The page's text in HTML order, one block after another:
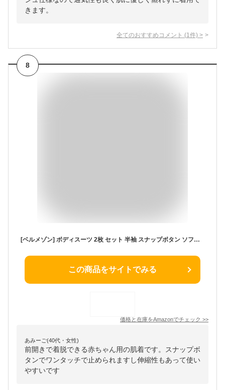
きます。
全てのおすすめコメント (1 件) >
8
[ベルメゾン] ボディスーツ 2枚 セット 半袖 スナップボタン ソフのび フライス ベビー 肌着 グレー系セット 70
この商品をサイトでみる
価格と在庫をAmazonでチェック >>
あみーご(40代・女性)
前開きで着脱できる赤ちゃん用の肌着です。スナップボ
タンでワンタッチで止められますし伸縮性もあって使い
やすいです